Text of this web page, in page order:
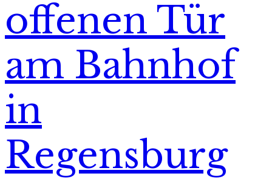
offenen Tür
am Bahnhof
in
Regensburg